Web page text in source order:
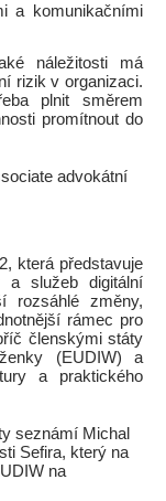
a komunikačními
náležitosti má
rizik v organizaci.
plnit směrem
promítnout do
advokátní
která představuje
a služeb digitální
rozsáhlé změny,
rámec pro
členskými státy
(EUDIW) a
a praktického
seznámí Michal
Sefira, který na
na